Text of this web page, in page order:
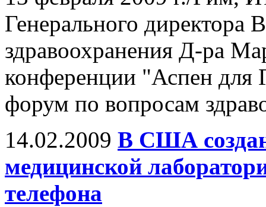
Генерального директора
здравоохранения Д-ра
конференции "Аспен для
форум по вопросам
14.02.2009 В США
медицинской
телефона